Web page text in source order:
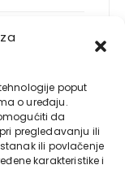
poput
o uređaju.
da
pregledavanju ili
ili povlačenje
karakteristike i